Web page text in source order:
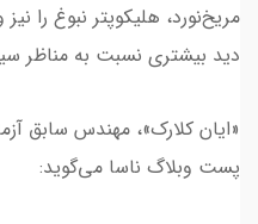
مریخ‌نورد، هلیکوپتر نبوغ را
دید بیشتری نسبت به مناظر
پست وبلاگ ناسا می‌گوید: